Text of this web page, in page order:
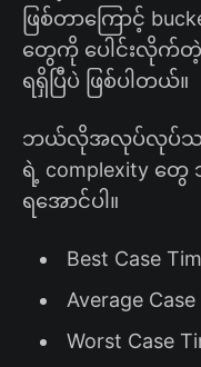
ဖြစ်တာကြောင့်
တွေကို ပေါင်းလိုက်တဲ့
ရရှိပြီပဲ ဖြစ်ပါတယ်။
ဘယ်လိုအလုပ်လုပ်သလဲ
ရဲ့ complexity
ရအောင်ပါ။
Best Case
Average
Worst Case